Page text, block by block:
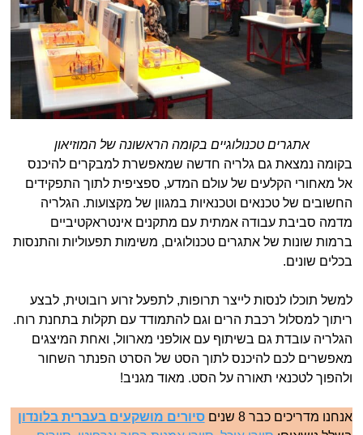
אתגרים טכנולוגיים בקומה הראשונה של המוזיאון
בקומה נמצאת גם גלריה חדשה שמאפשרת למבקרים להיכנס
אל מאחורי הקלעים של עולם המדע, ספציפית לתוך התפקידים
החשובים של טכנאים וטכנאיות במגוון של מקצועות. הגלריה
מדמה סביבת עבודה אמתית עם מתקנים אינטראקטיביים
ברמות שונות של אתגרים טכנולוגים, משימות תפעוליות והתנסות
בכלים שונים.
למשל תוכלו לנסות לייצר תרופות, לתפעל זרוע רובוטית, לבצע
ריתוך למסלול רכבת הרים וגם להתמודד עם תקלות בתחנת רוח.
הגלריה עובדת גם בשיתוף עם אולפני מארוול, ואחת המיצגים
מאפשרים לכם להיכנס לתוך הסט של הסרט הפנתר השחור
ולהפוך לטכנאי תאורה על הסט. מאוד מגניב!
אנחנו מדריכים כבר 8 שנים
סיורים מושקעים בעברית בלונדון